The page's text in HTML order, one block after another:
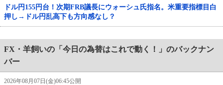
ドル円155円台！次期FRB議長にウォーシュ氏指名。米重要指標目白
押し→ドル円乱高下も方向感なし？
FX・羊飼いの「今日の為替はこれで動く！」のバックナン
バー
2026年08月07日(金)06:45公開